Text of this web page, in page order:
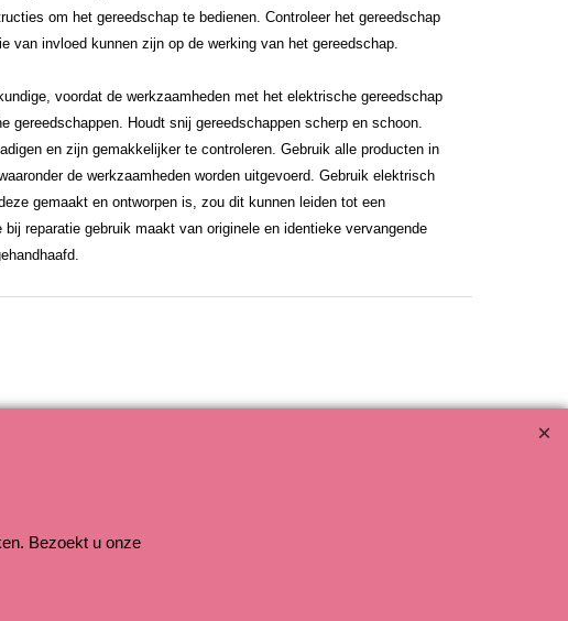
om het gereedschap te bedienen. Controleer het gereedschap
van invloed kunnen zijn op de werking van het gereedschap.
voordat de werkzaamheden met het elektrische gereedschap
gereedschappen. Houdt snij gereedschappen scherp en schoon.
en zijn gemakkelijker te controleren. Gebruik alle producten in
de werkzaamheden worden uitgevoerd. Gebruik elektrisch
gemaakt en ontworpen is, zou dit kunnen leiden tot een
reparatie gebruik maakt van originele en identieke vervangende
Bezoekt u onze